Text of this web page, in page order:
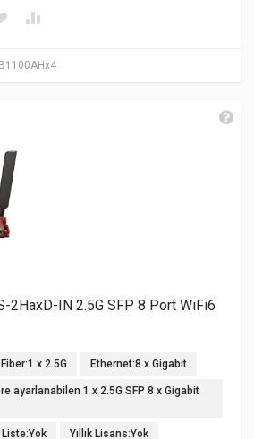
2HaxD-IN 2.5G SFP 8 Port WiFi6
Fiber:1 x 2.5G Ethernet:8 x Gigabit
ayarlanabilen 1 x 2.5G SFP 8 x Gigabit
Liste:Yok Yıllık Lisans:Yok